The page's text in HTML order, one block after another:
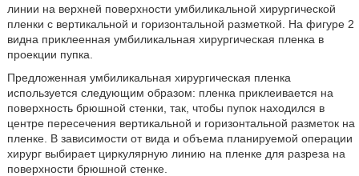
линии на верхней поверхности умбиликальной хирургической
пленки с вертикальной и горизонтальной разметкой. На фигуре 2
видна приклеенная умбиликальная хирургическая пленка в
проекции пупка.
Предложенная умбиликальная хирургическая пленка
используется следующим образом: пленка приклеивается на
поверхность брюшной стенки, так, чтобы пупок находился в
центре пересечения вертикальной и горизонтальной разметок на
пленке. В зависимости от вида и объема планируемой операции
хирург выбирает циркулярную линию на пленке для разреза на
поверхности брюшной стенке.